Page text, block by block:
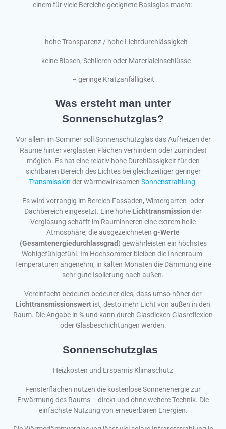
einem für viele Bereiche geeignete Basisglas macht:
– hohe Transparenz / hohe Lichtdurchlässigkeit
– keine Blasen, Schlieren oder Materialeinschlüsse
– geringe Kratzanfälligkeit
Was ersteht man unter
Sonnenschutzglas?
Vor allem im Sommer soll Sonnenschutzglas das Aufheizen der
Räume hinter verglasten Flächen verhindern oder zumindest
möglich. Es hat eine relativ hohe Durchlässigkeit für den
sichtbaren Bereich des Lichtes bei gleichzeitiger geringer
Transmission der wärmewirksamen Sonnenstrahlung.
Es wird vorrangig im Bereich Fassaden, Wintergarten- oder
Dachbereich eingesetzt. Eine hohe Lichttransmission der
Verglasung schafft im Rauminneren eine extrem helle
Atmosphäre; die ausgezeichneten g-Werte
(Gesamtenergiedurchlassgrad) gewährleisten ein höchstes
Wohlgefühlgefühl. Im Hochsommer bleiben die Innenraum-
Temperaturen angenehm, in kalten Monaten die Dämmung eine
sehr gute Isolierung nach außen.
Vereinfacht bedeutet bedeutet dies, dass umso höher der
Lichttransmissionswert ist, desto mehr Licht von außen in den
Raum. Die Angabe in % und kann durch Glasdicken Glasreflexion
oder Glasbeschichtungen werden.
Sonnenschutzglas
Heizkosten und Ersparnis Klimaschutz
Fensterflächen nutzen die kostenlose Sonnenenergie zur
Erwärmung des Raums – direkt und ohne weitere Technik. Die
einfachste Nutzung von erneuerbaren Energien.